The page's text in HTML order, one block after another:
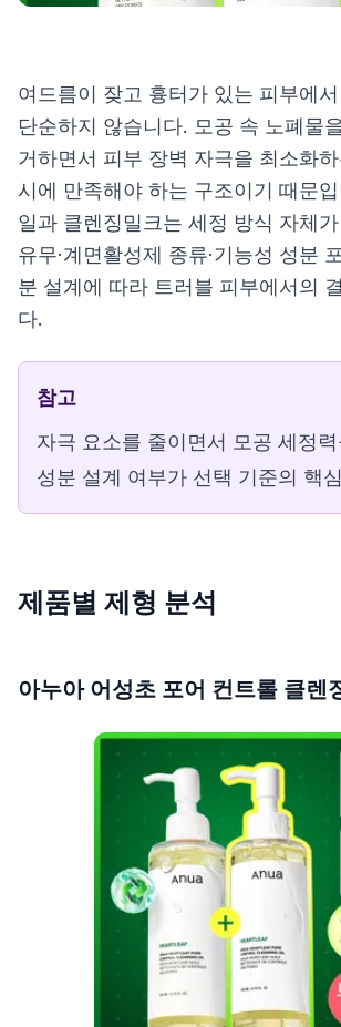
여드름이 잦고 흉터가 있는 피부에
단순하지 않습니다. 모공 속 노폐물
거하면서 피부 장벽 자극을 최소화
시에 만족해야 하는 구조이기 때문
일과 클렌징밀크는 세정 방식 자체
유무·계면활성제 종류·기능성 성분
분 설계에 따라 트러블 피부에서의
다.
참고
자극 요소를 줄이면서 모공 세정
성분 설계 여부가 선택 기준의 핵
제품별 제형 분석
아누아 어성초 포어 컨트롤 클렌